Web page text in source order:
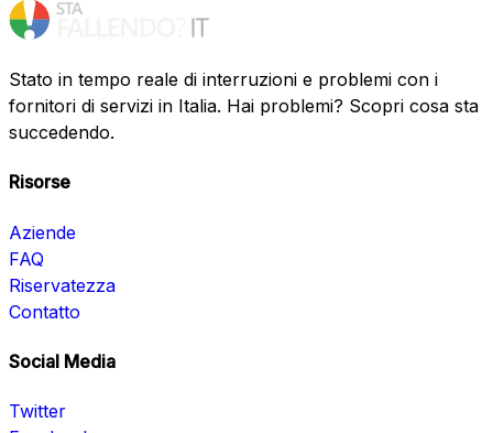
Stato in tempo reale di interruzioni e problemi con i
fornitori di servizi in Italia. Hai problemi? Scopri cosa sta
succedendo.
Risorse
Aziende
FAQ
Riservatezza
Contatto
Social Media
Twitter